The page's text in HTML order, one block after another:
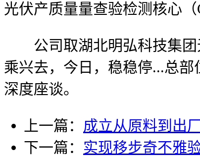
光伏产质量量查验检测核心（
公司取湖北明弘科技集团
乘兴去，今日，稳稳停...总
深度座谈。
上一篇： 成立从原料到出
下一篇： 实现移步奇不雅